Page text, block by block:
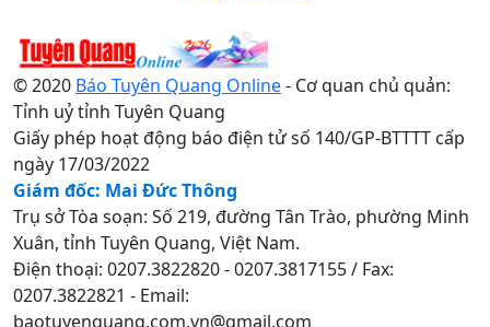
© 2020 Báo Tuyên Quang Online- Cơ quan chủ quản:
Tỉnh uỷ tỉnh Tuyên Quang
Giấy phép hoạt động báo điện tử số 140/GP-BTTTT cấp
ngày 17/03/2022
Giám đốc: Mai Đức Thông
Trụ sở Tòa soạn: Số 219, đường Tân Trào, phường Minh
Xuân, tỉnh Tuyên Quang, Việt Nam.
Điện thoại: 0207.3822820 - 0207.3817155 / Fax:
0207.3822821 - Email:
baotuyenquang.com.vn@gmail.com